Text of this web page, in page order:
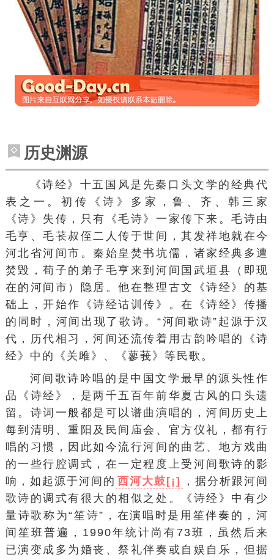
历史渊源
《诗经》十五国风是先秦口头文学的经典代
表之一。初传《诗》多家，鲁、齐、韩三家
《诗》失传，只有《毛诗》一家传下来。毛诗由
毛亨、毛苌叔侄二人传于世间，其发祥地就在今
河北省河间市。秦始皇焚书坑儒，诸家经典多遭
焚毁，荀子的弟子毛亨来到河间国武垣县（即现
在的河间市）隐居。他在整理古文《诗经》的基
础上，开始作《诗经诂训传》。在《诗经》传播
的同时，河间出现了歌诗。“河间歌诗”起源于汉
代，历代相习，河间还流传着用古韵吟唱的《诗
经》中的《关雎》、《蓼莪》等民歌。
河间歌诗吟唱的是中国文学最早的源头性作
品《诗经》，是两千五百年前华夏古风的口头遗
留。诗词一般都是可以谱曲演唱的，河间历史上
每到清明、重阳及民间庙会、官方仪礼，都有行
唱的习惯，因此如今流行河间的曲艺、地方戏曲
的一些行腔调式，在一定程度上受河间歌诗的影
响，如起源于河间的 西河大鼓[¡]
，据分析跟河间
歌诗的调式有很大的相似之处。《诗经》中有少
量诗歌称为“笙诗”，在演唱时是用笙伴奏的，河
间笙班普遍，1990年统计尚有73班，虽然后来
已演变成多为婚丧、祭礼伴奏或自娱自乐，但据